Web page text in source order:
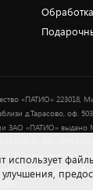
«ПАТИО» 223018,
д.Тарасово, оф.
ЗАО «ПАТИО»
21.00 ежедневно. Дата
в Торговый реестр
использует
улучшения,